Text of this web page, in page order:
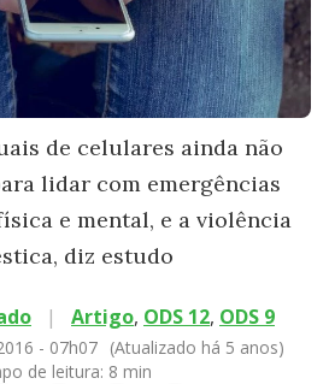
de celulares ainda não
lidar com emergências
e mental, e a violência
diz estudo
| Artigo, ODS 12, ODS 9
- 07h07 (Atualizado há 5 anos)
de leitura: 8 min